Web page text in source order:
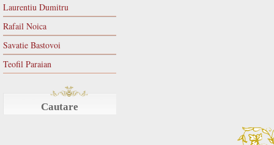
Laurentiu Dumitru
Rafail Noica
Savatie Bastovoi
Teofil Paraian
Cautare